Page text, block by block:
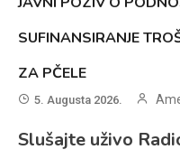
SUFINANSIRANJE
ZA PČELE
5. Augusta 2026.
Slušajte uživo